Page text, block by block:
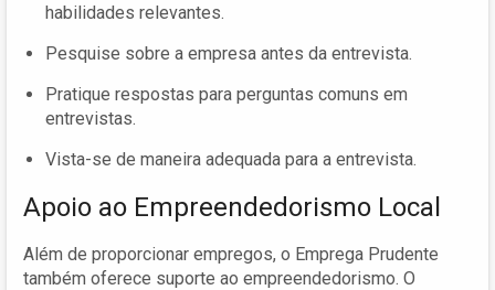
habilidades relevantes.
Pesquise sobre a empresa antes da entrevista.
Pratique respostas para perguntas comuns em
entrevistas.
Vista-se de maneira adequada para a entrevista.
Apoio ao Empreendedorismo Local
Além de proporcionar empregos, o Emprega Prudente
também oferece suporte ao empreendedorismo. O